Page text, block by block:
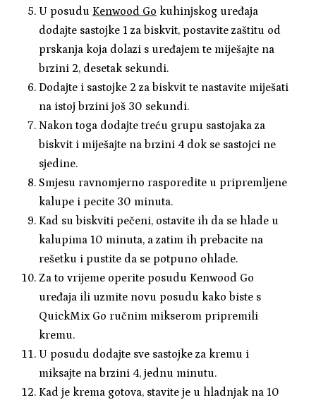
U posudu Kenwood Go kuhinjskog uređaja
dodajte sastojke 1 za biskvit, postavite zaštitu od
prskanja koja dolazi s uređajem te miješajte na
brzini 2, desetak sekundi.
Dodajte i sastojke 2 za biskvit te nastavite miješati
na istoj brzini još 30 sekundi.
Nakon toga dodajte treću grupu sastojaka za
biskvit i miješajte na brzini 4 dok se sastojci ne
sjedine.
Smjesu ravnomjerno rasporedite u pripremljene
kalupe i pecite 30 minuta.
Kad su biskviti pečeni, ostavite ih da se hlade u
kalupima 10 minuta, a zatim ih prebacite na
rešetku i pustite da se potpuno ohlade.
Za to vrijeme operite posudu Kenwood Go
uređaja ili uzmite novu posudu kako biste s
QuickMix Go ručnim mikserom pripremili
kremu.
U posudu dodajte sve sastojke za kremu i
miksajte na brzini 4, jednu minutu.
Kad je krema gotova, stavite je u hladnjak na 10